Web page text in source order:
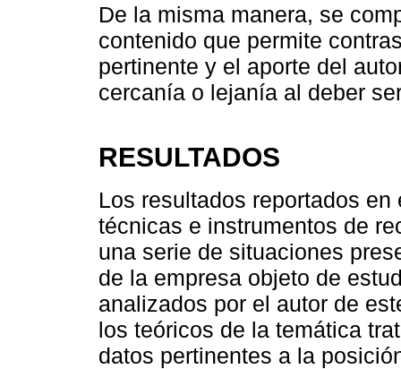
De la misma manera, se
contenido que permite
pertinente y el aporte del
cercanía o lejanía al deber
RESULTADOS
Los resultados reportados
técnicas e instrumentos de
una serie de situaciones
de la empresa objeto de
analizados por el autor de
los teóricos de la temática
datos pertinentes a la